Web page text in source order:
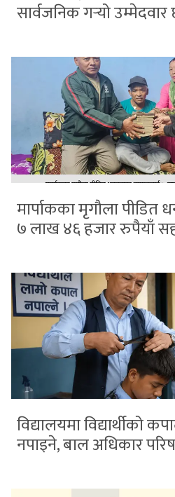
सार्वजनिक गर्‍यो
मार्पाकका मृगौला पीडित
७ लाख ४६ हजार रुपैयाँ
विद्यालयमा विद्यार्थीको
नपाइने, बाल अधिकार